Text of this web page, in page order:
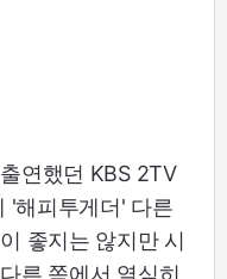
연했던 KBS 2TV
'해피투게더' 다른
좋지는 않지만 시
른 쪽에서 열심히